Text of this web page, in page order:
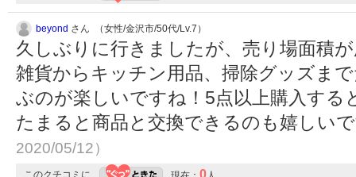
beyond さん （女性/金沢市/50代/Lv.7）
久しぶりに行きましたが、売り場面積
雑貨からキッチン用品、掃除グッズま
ぶのが楽しいですね！5点以上購入する
たまると商品と交換できるのも嬉しい
2020/05/12）
このクチコミに